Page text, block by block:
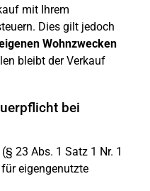
mit Ihrem
Dies gilt jedoch
Wohnzwecken
bleibt der Verkauf
bei
23 Abs. 1 Satz 1 Nr. 1
eigengenutzte